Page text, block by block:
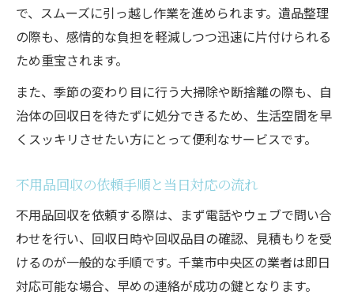
で、スムーズに引っ越し作業を進められます。遺品整理
の際も、感情的な負担を軽減しつつ迅速に片付けられる
ため重宝されます。
また、季節の変わり目に行う大掃除や断捨離の際も、自
治体の回収日を待たずに処分できるため、生活空間を早
くスッキリさせたい方にとって便利なサービスです。
不用品回収の依頼手順と当日対応の流れ
不用品回収を依頼する際は、まず電話やウェブで問い合
わせを行い、回収日時や回収品目の確認、見積もりを受
けるのが一般的な手順です。千葉市中央区の業者は即日
対応可能な場合、早めの連絡が成功の鍵となります。